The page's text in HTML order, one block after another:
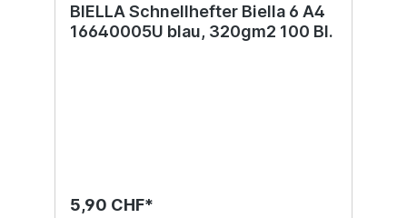
BIELLA Schnellhefter Biella 6 A4
16640005U blau, 320gm2 100 Bl.
5,90 CHF*